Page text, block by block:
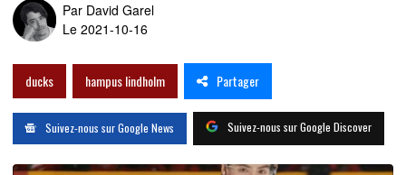
Par David Garel
Le 2021-10-16
ducks hampus lindholm Partager
Suivez-nous sur Google News Suivez-nous sur Google Discover